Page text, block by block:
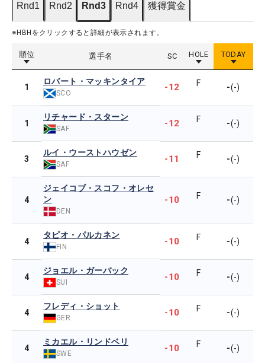
Rnd1 Rnd2 Rnd3 Rnd4 獲得賞金
※HBHをクリックすると詳細が表示されます。
順位 選手名 SC HOLE TODAY
1
ロバート・マッキンタイア
SCO
-12 F -(-)
1
リチャード・スターン
SAF -12 F -(-)
3
ルイ・ウーストハウゼン
SAF -11 F -(-)
4
ジェイコブ・スコフ・オレセ
ン
DEN
-10 F -(-)
4
タピオ・パルカネン
FIN -10 F -(-)
4
ジョエル・ガーバック
SUI -10 F -(-)
4
フレディ・ショット
GER -10 F -(-)
4
ミカエル・リンドベリ
SWE -10 F -(-)